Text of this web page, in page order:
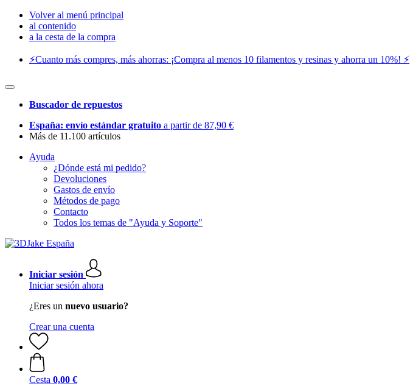
Volver al menú principal
al contenido
a la cesta de la compra
⚡️Cuanto más compres, más ahorras: ¡Compra al menos 10 filamentos y resinas y ahorra un 10%! ⚡️
Buscador de repuestos
España: envío estándar gratuito a partir de 87,90 €
Más de 11.100 artículos
Ayuda
¿Dónde está mi pedido?
Devoluciones
Gastos de envío
Métodos de pago
Contacto
Todos los temas de "Ayuda y Soporte"
Iniciar sesión
Iniciar sesión ahora
¿Eres un nuevo usuario?
Crear una cuenta
Cesta 0,00 €